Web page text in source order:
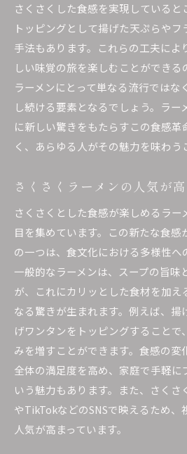
ラーメンのさくさく感を
さくさくの食感を引き立
家庭で試せるさくさくラ
食材選びで決まるラーメンの
ラーメンに適したさくさ
さくさく感を引き出すた
ラーメンの食感に影響を
食材選びの工夫で変わる
ラーメンのさくさく食感
オリジナルラーメンで体験す
自分だけのさくさくラー
オリジナルのさくさくラ
さくさくラーメンのカス
独自のさくさくラーメン
ラーメンに個性を加える
オリジナルレシピで広が
ラーメンに一工夫さくさく食
ラーメンにさくさく感を
さくさくした食感を実現していると
トッピングとして揚げた天ぷらや
手法もあります。これらの工夫によ
しい味覚の旅を楽しむことができ
ラーメンにとって単なる流行ではな
し続ける要素となるでしょう。ラー
に新しい驚きをもたらすこの食感
く、あらゆる人がその魅力を味わう
さくさくラーメンの人気が
さくさくとした食感が楽しめるラー
目を集めています。この新たな食感
の一つは、食文化における多様性へ
一般的なラーメンは、スープの旨味
が、これにカリッとした食材を加え
なる驚きが生まれます。例えば、
げワンタンをトッピングすることで
みを増すことができます。食感の変
全体の満足度を高め、家庭で手軽に
いう魅力もあります。また、さく
やTikTokなどのSNSで映えるため、
人気が高まっています。